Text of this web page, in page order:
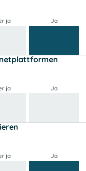
ja Ja
ja Ja
ja Ja